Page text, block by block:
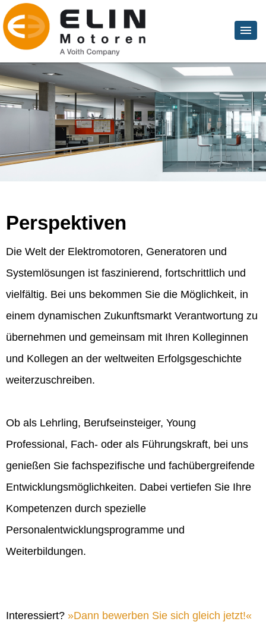
Perspektiven
Die Welt der Elektromotoren, Generatoren und
Systemlösungen ist faszinierend, fortschrittlich und
vielfältig. Bei uns bekommen Sie die Möglichkeit, in
einem dynamischen Zukunftsmarkt Verantwortung zu
übernehmen und gemeinsam mit Ihren Kolleginnen
und Kollegen an der weltweiten Erfolgsgeschichte
weiterzuschreiben.
Ob als Lehrling, Berufseinsteiger, Young
Professional, Fach- oder als Führungskraft, bei uns
genießen Sie fachspezifische und fachübergreifende
Entwicklungsmöglichkeiten. Dabei vertiefen Sie Ihre
Kompetenzen durch spezielle
Personalentwicklungsprogramme und
Weiterbildungen.
Interessiert? Dann bewerben Sie sich gleich jetzt!